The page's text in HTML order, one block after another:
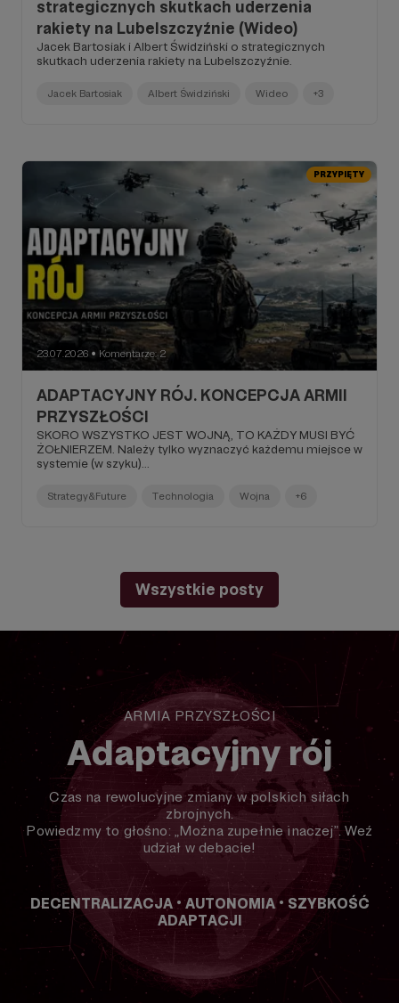
strategicznych skutkach uderzenia
rakiety na Lubelszczyźnie (Wideo)
Jacek Bartosiak i Albert Świdziński o strategicznych
skutkach uderzenia rakiety na Lubelszczyźnie.
Jacek Bartosiak Albert Świdziński Wideo +3
PRZYPIĘTY
23.07.2026 ● Komentarze: 2
ADAPTACYJNY RÓJ. KONCEPCJA ARMII
PRZYSZŁOŚCI
SKORO WSZYSTKO JEST WOJNĄ, TO KAŻDY MUSI BYĆ
ŻOŁNIERZEM. Należy tylko wyznaczyć każdemu miejsce w
systemie (w szyku)...
Strategy&Future Technologia Wojna +6
Wszystkie posty
ARMIA PRZYSZŁOŚCI
Adaptacyjny rój
Czas na rewolucyjne zmiany w polskich siłach
zbrojnych.
Powiedzmy to głośno: „Można zupełnie inaczej”. Weź
udział w debacie!
DECENTRALIZACJA • AUTONOMIA • SZYBKOŚĆ
ADAPTACJI